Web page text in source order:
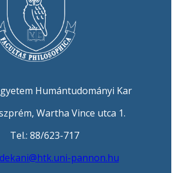
Humántudományi Kar
Wartha Vince utca 1.
Tel.: 88/623-717
dekani@htk.uni-pannon.hu